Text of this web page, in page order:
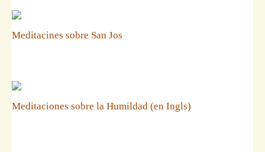
Meditacines sobre San Jos
Meditaciones sobre la Humildad (en Ingls)